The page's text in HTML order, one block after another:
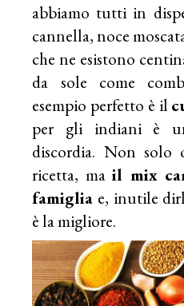
abbiamo tutti in
cannella, noce
che ne esistono
da sole come
esempio perfetto è il
per gli indiani è
discordia. Non solo
ricetta, mail mix
famiglia e, inutile
è la migliore.